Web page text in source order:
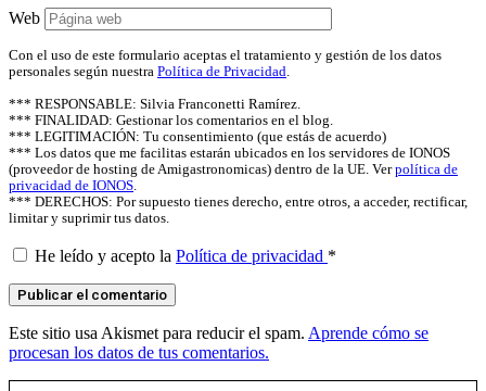
Web
Con el uso de este formulario aceptas el tratamiento y gestión de los datos
personales según nuestra Política de Privacidad.
*** RESPONSABLE: Silvia Franconetti Ramírez.
*** FINALIDAD: Gestionar los comentarios en el blog.
*** LEGITIMACIÓN: Tu consentimiento (que estás de acuerdo)
*** Los datos que me facilitas estarán ubicados en los servidores de IONOS
(proveedor de hosting de Amigastronomicas) dentro de la UE. Verpolítica de
privacidad de IONOS.
*** DERECHOS: Por supuesto tienes derecho, entre otros, a acceder, rectificar,
limitar y suprimir tus datos.
He leído y acepto la Política de privacidad *
Este sitio usa Akismet para reducir el spam. Aprende cómo se
procesan los datos de tus comentarios.